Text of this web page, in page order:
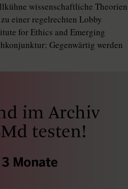
wissenschaftliche Theorien
einer regelrechten Lobby
for Ethics and Emerging
Gegenwärtig werden